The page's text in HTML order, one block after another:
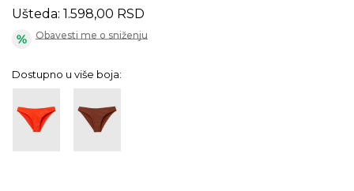
Ušteda: 1.598,00 RSD
Obavesti me o sniženju
Dostupno u više boja: